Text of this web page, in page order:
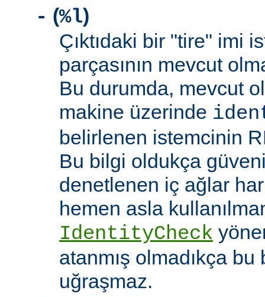
- (%l)
Çıktıdaki bir "tire" imi
parçasının mevcut
Bu durumda, mevcut
makine üzerinde
belirlenen istemcinin
Bu bilgi oldukça
denetlenen iç ağlar
hemen asla
IdentityCheck
atanmış olmadıkça
uğraşmaz.